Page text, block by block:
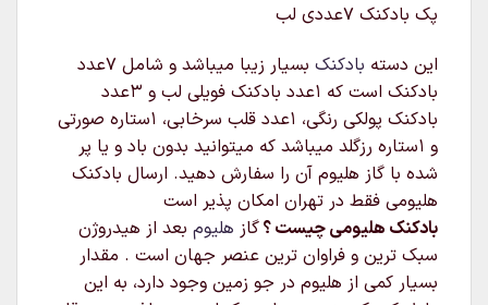
پک بادکنک 7عددی لب
این دسته بادکنک
بسیار زیبا میباشد و شامل 7عدد
بادکنک است که 1عدد بادکنک فویلی لب و 3عدد
بادکنک پولکی رنگی، 1عدد قلب سرخابی، 1ستاره صورتی
و 1ستاره رزگلد میباشد که میتوانید بدون باد و یا پر
شده با گاز هلیوم آن را سفارش دهید. ارسال بادکنک
هلیومی فقط در تهران امکان پذیر است
بادکنک هلیومی چیست ؟گاز هلیوم بعد از هیدروژن
سبک‌ ترین و فراوان‌ ترین عنصر جهان است . مقدار
بسیار کمی از هلیوم در جو زمین وجود دارد، به این